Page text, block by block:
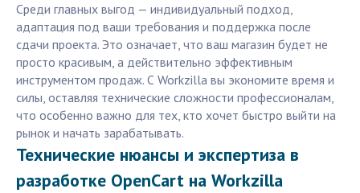
Среди главных выгод — индивидуальный подход,
адаптация под ваши требования и поддержка после
сдачи проекта. Это означает, что ваш магазин будет не
просто красивым, а действительно эффективным
инструментом продаж. С Workzilla вы экономите время и
силы, оставляя технические сложности профессионалам,
что особенно важно для тех, кто хочет быстро выйти на
рынок и начать зарабатывать.
Технические нюансы и экспертиза в
разработке OpenCart на Workzilla